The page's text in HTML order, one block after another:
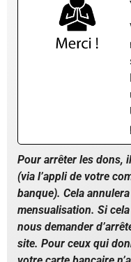
Pour arrêter les dons,
(via l’appli de votre
banque). Cela
mensualisation. Si
nous demander
site. Pour ceux qui